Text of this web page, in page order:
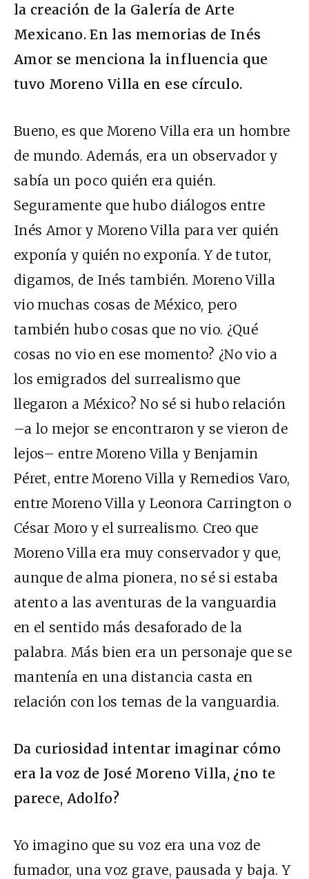
la creación de la Galería de Arte
Mexicano. En las memorias de Inés
Amor se menciona la influencia que
tuvo Moreno Villa en ese círculo.
Bueno, es que Moreno Villa era un hombre
de mundo. Además, era un observador y
sabía un poco quién era quién.
Seguramente que hubo diálogos entre
Inés Amor y Moreno Villa para ver quién
exponía y quién no exponía. Y de tutor,
digamos, de Inés también. Moreno Villa
vio muchas cosas de México, pero
también hubo cosas que no vio. ¿Qué
cosas no vio en ese momento? ¿No vio a
los emigrados del surrealismo que
llegaron a México? No sé si hubo relación
–a lo mejor se encontraron y se vieron de
lejos– entre Moreno Villa y Benjamin
Péret, entre Moreno Villa y Remedios Varo,
entre Moreno Villa y Leonora Carrington o
César Moro y el surrealismo. Creo que
Moreno Villa era muy conservador y que,
aunque de alma pionera, no sé si estaba
atento a las aventuras de la vanguardia
en el sentido más desaforado de la
palabra. Más bien era un personaje que se
mantenía en una distancia casta en
relación con los temas de la vanguardia.
Da curiosidad intentar imaginar cómo
era la voz de José Moreno Villa, ¿no te
parece, Adolfo?
Yo imagino que su voz era una voz de
fumador, una voz grave, pausada y baja. Y